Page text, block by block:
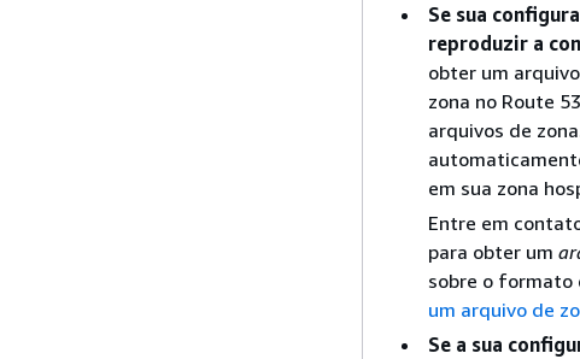
Se sua
reproduzir a
obter um
zona no Route
arquivos de
em sua zona
Entre em
para obter um
sobre o formato
um arquivo de
Se a sua